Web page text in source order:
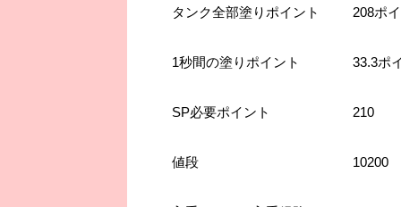
タンク全部塗りポイント 208ポ
1秒間の塗りポイント 33.3ポ
SP必要ポイント 210
値段 10200